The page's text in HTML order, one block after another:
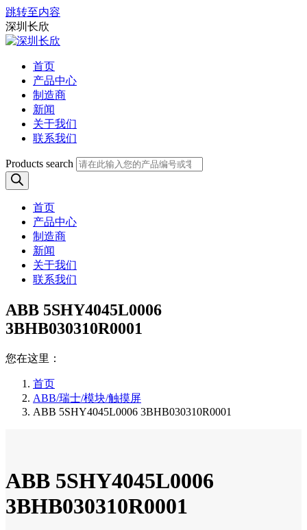
跳转至内容
深圳长欣
首页
产品中心
制造商
新闻
关于我们
联系我们
Products search
首页
产品中心
制造商
新闻
关于我们
联系我们
ABB 5SHY4045L0006
3BHB030310R0001
您在这里：
首页
ABB/瑞士/模块/触摸屏
ABB 5SHY4045L0006 3BHB030310R0001
ABB 5SHY4045L0006
3BHB030310R0001